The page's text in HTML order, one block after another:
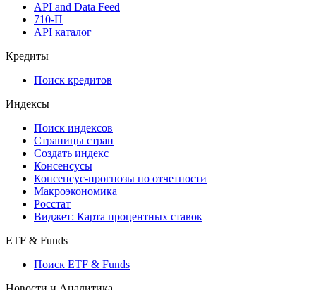
API and Data Feed
710-П
API каталог
Кредиты
Поиск кредитов
Индексы
Поиск индексов
Страницы стран
Создать индекс
Консенсусы
Консенсус-прогнозы по отчетности
Макроэкономика
Росстат
Виджет: Карта процентных ставок
ETF & Funds
Поиск ETF & Funds